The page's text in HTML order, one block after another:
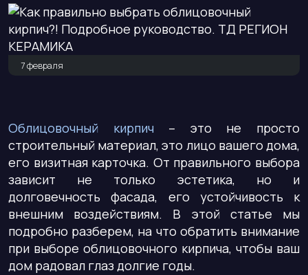
7 февраля
Облицовочный кирпич – это не просто
строительный материал, это лицо вашего дома,
его визитная карточка. От правильного выбора
зависит не только эстетика, но и
долговечность фасада, его устойчивость к
внешним воздействиям. В этой статье мы
подробно разберем, на что обратить внимание
при выборе облицовочного кирпича, чтобы ваш
дом радовал глаз долгие годы.